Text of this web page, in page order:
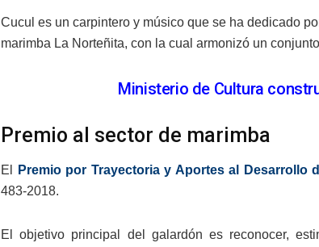
Cucul es un carpintero y músico que se ha dedicado
marimba La Norteñita, con la cual armonizó un
Ministerio de Cultura
Premio al sector de marimba
El Premio por Trayectoria y Aportes al Desarrollo
483-2018.
El objetivo principal del galardón es reconocer,